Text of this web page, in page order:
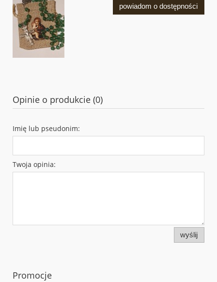
powiadom o dostępności
Opinie o produkcie (0)
Imię lub pseudonim:
Twoja opinia:
wyślij
Promocje